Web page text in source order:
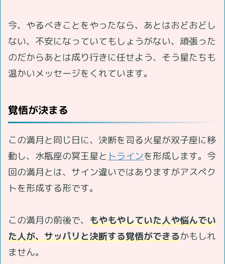
今、やるべきことをやったなら、あとはおどおどし
ない、不安になっていてもしょうがない、頑張った
のだからあとは成り行きに任せよう、そう星たちも
温かいメッセージをくれています。
覚悟が決まる
この満月と同じ日に、決断を司る火星が双子座に移
動し、水瓶座の冥王星と トラインを形成します。今
回の満月とは、サイン違いではありますがアスペク
トを形成する形です。
この満月の前後で、 もやもやしていた人や悩んでい
た人が、サッパリと決断する覚悟ができるかもしれ
ません。